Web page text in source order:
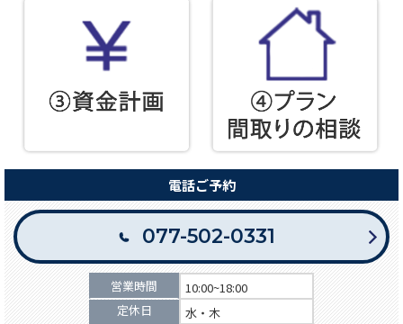
電話ご予約
077-502-0331
営業時間
10:00~18:00
定休日
水・木